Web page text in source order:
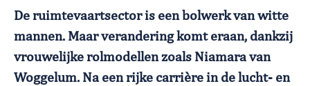
De ruimtevaartsector is een bolwerk van witte
mannen. Maar verandering komt eraan, dankzij
vrouwelijke rolmodellen zoals Niamara van
Woggelum. Na een rijke carrière in de lucht- en